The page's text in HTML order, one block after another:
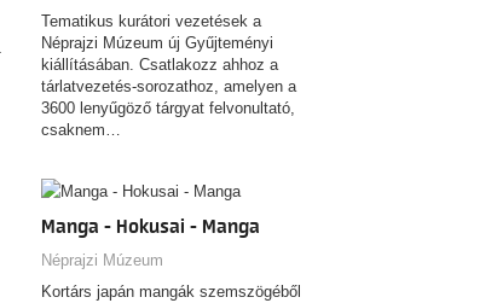
Tematikus kurátori vezetések a
Néprajzi Múzeum új Gyűjteményi
kiállításában. Csatlakozz ahhoz a
tárlatvezetés-sorozathoz, amelyen a
3600 lenyűgöző tárgyat felvonultató,
csaknem…
Manga - Hokusai - Manga
Néprajzi Múzeum
Kortárs japán mangák szemszögéből